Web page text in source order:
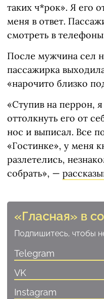
таких ч*рок». Я его
меня в ответ.
смотреть в
После мужчина сел
пассажирка
«нарочито близко
«Ступив на перрон,
оттолкнуть его от
нос и выписал. Все
«Гостинке», у меня
разлетелись,
собрать», —
«Гласная» в
Подпишитесь, чтобы
Telegram
VK
Instagram